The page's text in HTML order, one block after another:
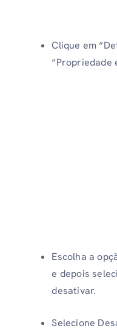
Clique em
“Propriedade
Escolha a
e depois
desativar.
Selecione